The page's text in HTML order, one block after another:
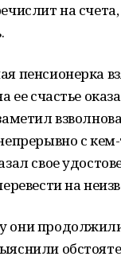
на
пенсионерка
ее счастье
с
свое
на
они